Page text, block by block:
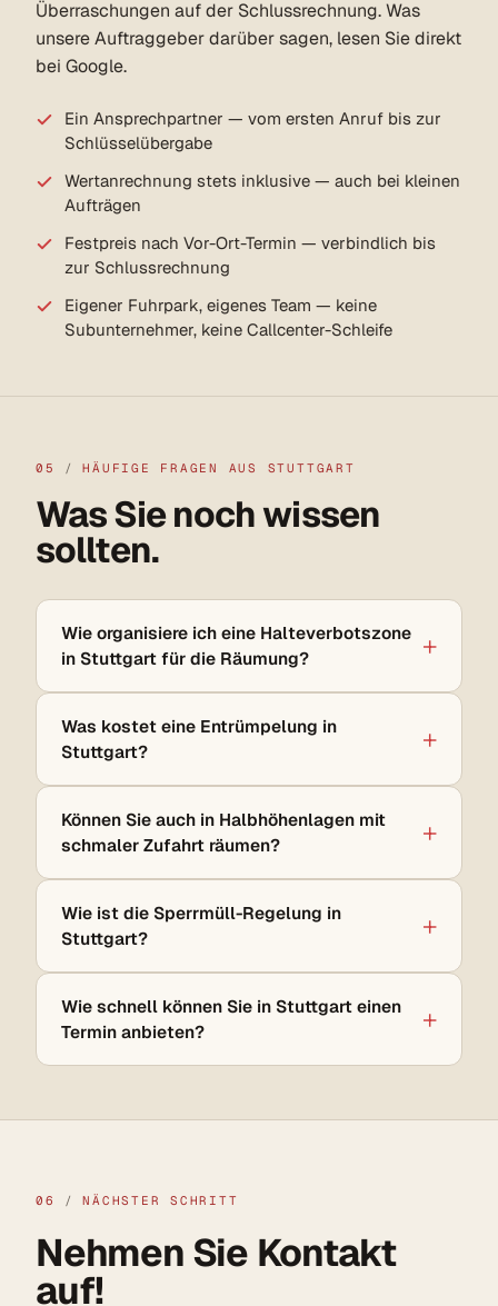
Überraschungen auf der Schlussrechnung. Was
unsere Auftraggeber darüber sagen, lesen Sie direkt
bei Google.
Ein Ansprechpartner — vom ersten Anruf bis zur
Schlüsselübergabe
Wertanrechnung stets inklusive — auch bei kleinen
Aufträgen
Festpreis nach Vor-Ort-Termin — verbindlich bis
zur Schlussrechnung
Eigener Fuhrpark, eigenes Team — keine
Subunternehmer, keine Callcenter-Schleife
05 / HÄUFIGE FRAGEN AUS STUTTGART
Was Sie noch wissen
sollten.
Wie organisiere ich eine Halteverbotszone
in Stuttgart für die Räumung?
Was kostet eine Entrümpelung in
Stuttgart?
Können Sie auch in Halbhöhenlagen mit
schmaler Zufahrt räumen?
Wie ist die Sperrmüll-Regelung in
Stuttgart?
Wie schnell können Sie in Stuttgart einen
Termin anbieten?
06 / NÄCHSTER SCHRITT
Nehmen Sie Kontakt
auf!